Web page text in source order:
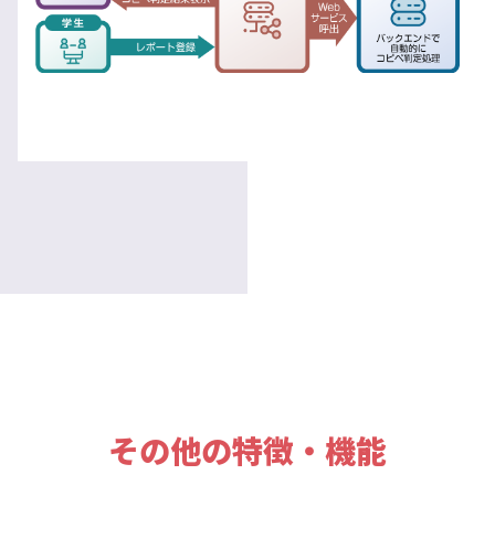
その他の特徴・機能